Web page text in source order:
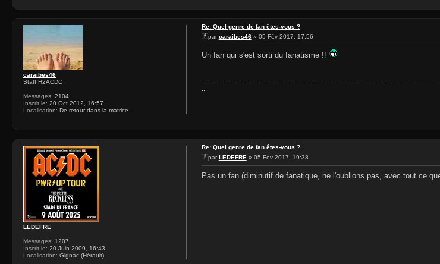
caraibes46
Staff H2ACDC
Messages: 2104
Inscrit le: 20 Oct 2012, 16:57
Localisation: De retour dans la matrice.
Re: Quel genre de fan êtes-vous ?
parcaraibes46» 05 Fév 2017, 17:56
Un fan qui s'est sorti du fanatisme !!
LEDEFRE
Messages: 1207
Inscrit le: 20 Juin 2009, 16:43
Localisation: Gignac (Hérault)
Re: Quel genre de fan êtes-vous ?
par LEDEFRE » 05 Fév 2017, 19:38
Pas un fan (diminutif de fanatique, ne l'oublions pas, avec tout ce